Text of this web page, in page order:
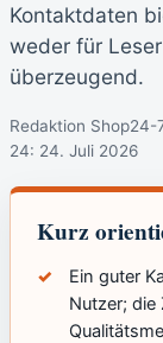
Kontaktdaten
weder für
überzeugend.
Redaktion Shop24-
24: 24. Juli 2026
Kurz
Ein guter
Nutzer; die